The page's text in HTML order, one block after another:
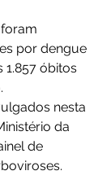
por dengue
1.857 óbitos
nesta
da
de